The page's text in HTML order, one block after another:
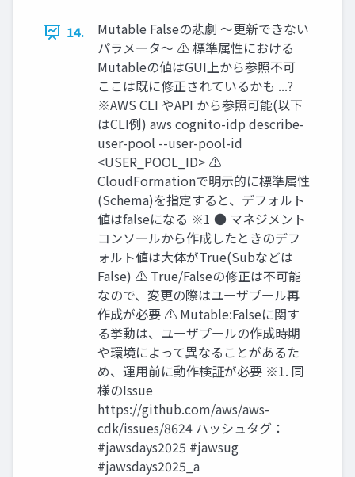
14.
Mutable Falseの悲劇 ～更新できない
パラメータ～ ⚠ 標準属性における
Mutableの値はGUI上から参照不可
ここは既に修正されているかも ...?
※AWS CLI やAPI から参照可能(以下
はCLI例) aws cognito-idp describe-
user-pool --user-pool-id
<USER_POOL_ID> ⚠
CloudFormationで明示的に標準属性
(Schema)を指定すると、デフォルト
値はfalseになる ※1 ● マネジメント
コンソールから作成したときのデフ
ォルト値は大体がTrue(Subなどは
False) ⚠ True/Falseの修正は不可能
なので、変更の際はユーザプール再
作成が必要 ⚠ Mutable:Falseに関す
る挙動は、ユーザプールの作成時期
や環境によって異なることがあるた
め、運用前に動作検証が必要 ※1. 同
様のIssue
https://github.com/aws/aws-
cdk/issues/8624 ハッシュタグ：
#jawsdays2025 #jawsug
#jawsdays2025_a